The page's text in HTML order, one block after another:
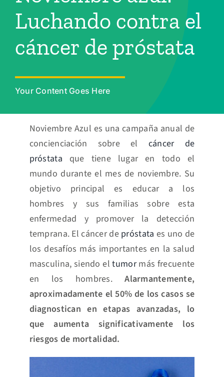
Luchando contra el
cáncer de próstata
Your Content Goes Here
Noviembre Azul es una campaña anual de
concienciación sobre el cáncer de
próstata que tiene lugar en todo el
mundo durante el mes de noviembre. Su
objetivo principal es educar a los
hombres y sus familias sobre esta
enfermedad y promover la detección
temprana. El cáncer de próstata es uno de
los desafíos más importantes en la salud
masculina, siendo eltumormás frecuente
en los hombres.Alarmantemente,
aproximadamente el 50% de los casos se
diagnostican en etapas avanzadas, lo
que aumenta significativamente los
riesgos de mortalidad.